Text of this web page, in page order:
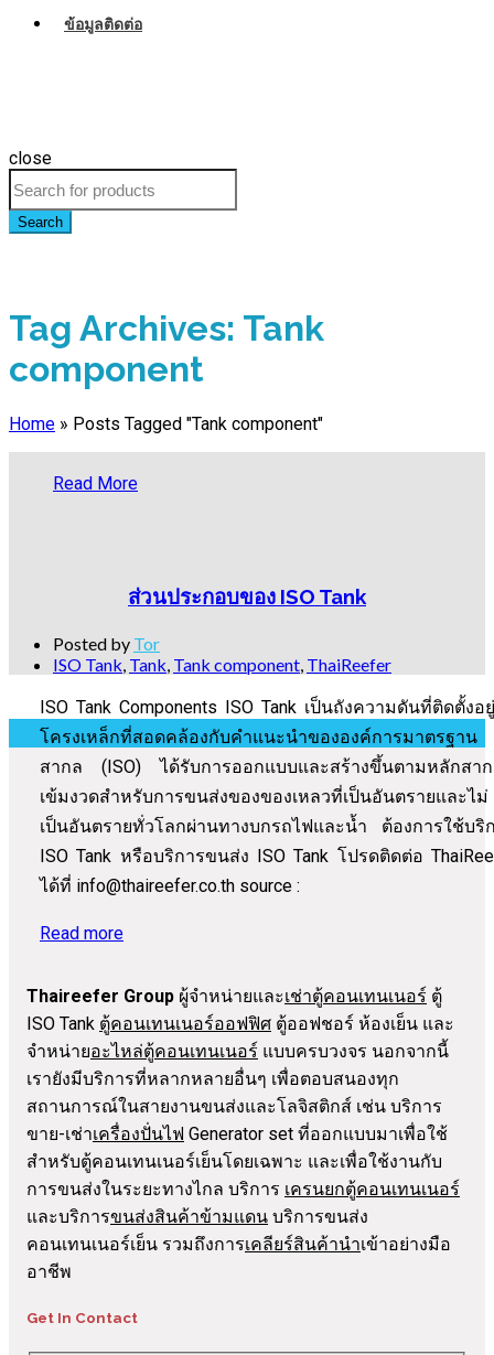
ข้อมูลติดต่อ
close
Search
Tag Archives: Tank
component
Home » Posts Tagged "Tank component"
Read More
ส่วนประกอบของ ISO Tank
Posted by Tor
ISO Tank, Tank, Tank component, ThaiReefer
ISO Tank Components ISO Tank เป็นถังความดันที่ติดตั้งอ
โครงเหล็กที่สอดคล้องกับคำแนะนำขององค์การมาตรฐาน
สากล (ISO) ได้รับการออกแบบและสร้างขึ้นตามหลักสา
เข้มงวดสำหรับการขนส่งของของเหลวที่เป็นอันตรายและไม่
เป็นอันตรายทั่วโลกผ่านทางบกรถไฟและน้ำ ต้องการใช้บริ
ISO Tank หรือบริการขนส่ง ISO Tank โปรดติดต่อ
ได้ที่ info@thaireefer.co.th source :
Read more
Thaireefer Group ผู้จำหน่ายและเช่าตู้คอนเทนเนอร์ ตู้
ISO Tank ตู้คอนเทนเนอร์ออฟฟิศ ตู้ออฟชอร์ ห้องเย็น และ
จำหน่ายอะไหล่ตู้คอนเทนเนอร์ แบบครบวงจร นอกจากนี้
เรายังมีบริการที่หลากหลายอื่นๆ เพื่อตอบสนองทุก
สถานการณ์ในสายงานขนส่งและโลจิสติกส์ เช่น บริการ
ขาย-เช่าเครื่องปั่นไฟ Generator set ที่ออกแบบมาเพื่อใช้
สำหรับตู้คอนเทนเนอร์เย็นโดยเฉพาะ และเพื่อใช้งานกับ
การขนส่งในระยะทางไกล บริการ เครนยกตู้คอนเทนเนอร์
และบริการขนส่งสินค้าข้ามแดน บริการขนส่ง
คอนเทนเนอร์เย็น รวมถึงการเคลียร์สินค้านำเข้าอย่างมือ
อาชีพ
Get In Contact